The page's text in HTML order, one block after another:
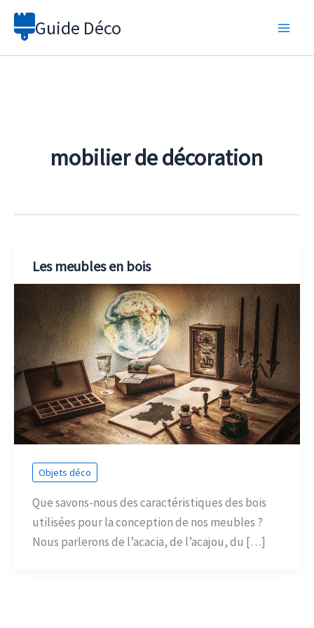
Aller
Guide Déco
mobilier de décoration
Les meubles en bois
Objets déco
Que savons-nous des caractéristiques des bois
utilisées pour la conception de nos meubles ?
Nous parlerons de l’acacia, de l’acajou, du […]